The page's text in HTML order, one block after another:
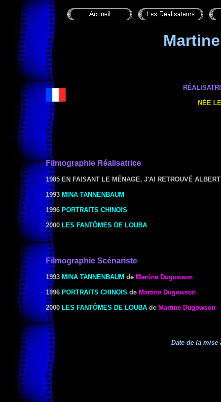
NÉE
Filmographie Réalisatrice
1985 EN FAISANT LE MÉNAGE, J'AI RETROUVÉ ALBERT
1993 MINA TANNENBAUM
1996 PORTRAITS CHINOIS
2000 LES FANTÔMES DE LOUBA
Filmographie Scénariste
1993 MINA TANNENBAUM de Martine Dugowson
1996 PORTRAITS CHINOIS de Martine Dugowson
2000 LES FANTÔMES DE LOUBA de Martine Dugowson
Date de la